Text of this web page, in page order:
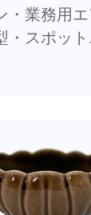
・業務用
・スポット